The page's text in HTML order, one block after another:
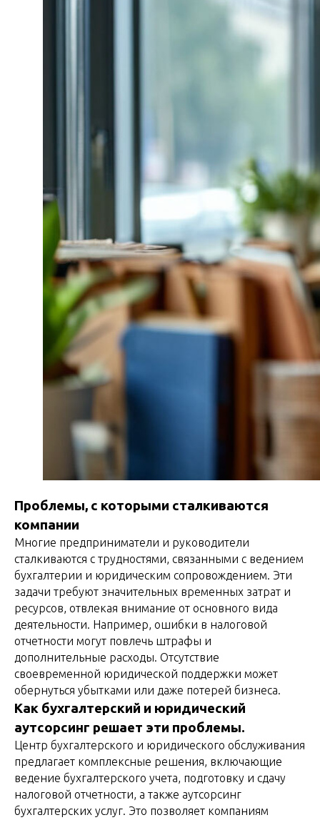
Проблемы, с которыми сталкиваются
компании
Многие предприниматели и руководители
сталкиваются с трудностями, связанными с ведением
бухгалтерии и юридическим сопровождением. Эти
задачи требуют значительных временных затрат и
ресурсов, отвлекая внимание от основного вида
деятельности. Например, ошибки в налоговой
отчетности могут повлечь штрафы и
дополнительные расходы. Отсутствие
своевременной юридической поддержки может
обернуться убытками или даже потерей бизнеса.
Как бухгалтерский и юридический
аутсорсинг решает эти проблемы.
Центр бухгалтерского и юридического обслуживания
предлагает комплексные решения, включающие
ведение бухгалтерского учета, подготовку и сдачу
налоговой отчетности, а также аутсорсинг
бухгалтерских услуг. Это позволяет компаниям